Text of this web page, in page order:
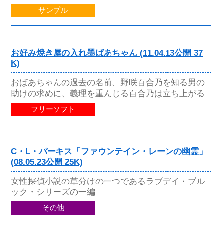
サンプル
お好み焼き屋の入れ墨ばあちゃん (11.04.13公開 37
K)
おばあちゃんの過去の名前、野咲百合乃を知る男の
助けの求めに、義理を重んじる百合乃は立ち上がる
フリーソフト
C・L・パーキス「ファウンテイン・レーンの幽霊」
(08.05.23公開 25K)
女性探偵小説の草分けの一つであるラブデイ・ブル
ック・シリーズの一編
その他